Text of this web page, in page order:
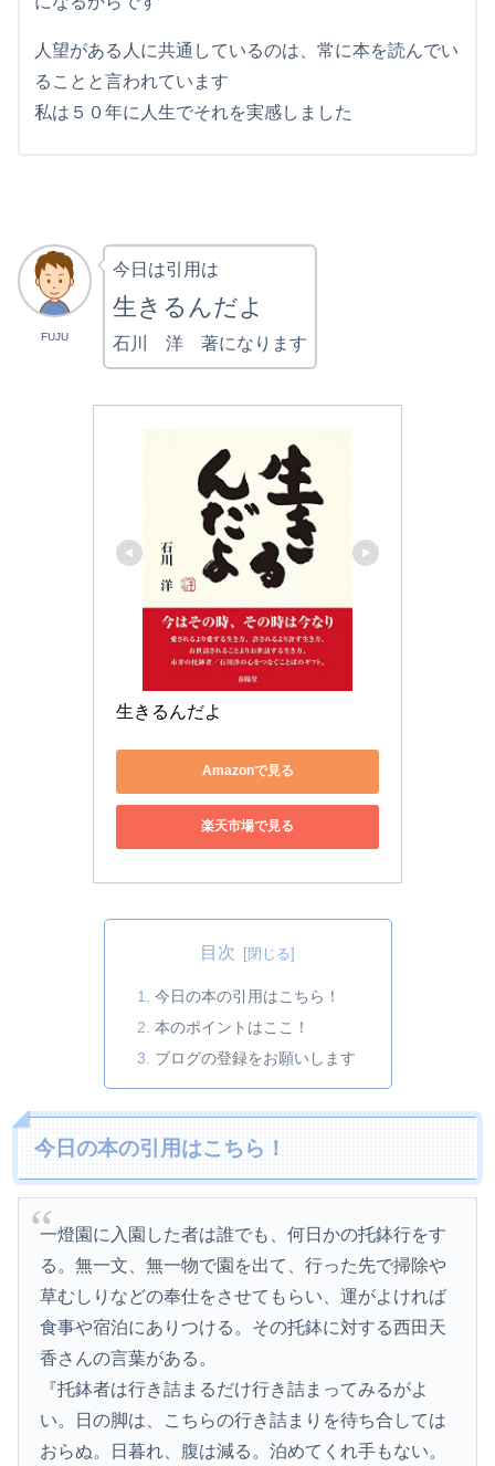
人望がある人に共通しているのは、常に本を読んでい
ることと言われています
私は５０年に人生でそれを実感しました
FUJU
今日は引用は
生きるんだよ
石川 洋 著になります
生きるんだよ
Amazonで見る
楽天市場で見る
目次
今日の本の引用はこちら！
本のポイントはここ！
ブログの登録をお願いします
今日の本の引用はこちら！
一燈園に入園した者は誰でも、何日かの托鉢行をす
る。無一文、無一物で園を出て、行った先で掃除や
草むしりなどの奉仕をさせてもらい、運がよければ
食事や宿泊にありつける。その托鉢に対する西田天
香さんの言葉がある。
『托鉢者は行き詰まるだけ行き詰まってみるがよ
い。日の脚は、こちらの行き詰まりを待ち合しては
おらぬ。日暮れ、腹は減る。泊めてくれ手もない。